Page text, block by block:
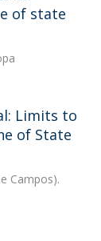
of state
Limits to
of State
Campos).